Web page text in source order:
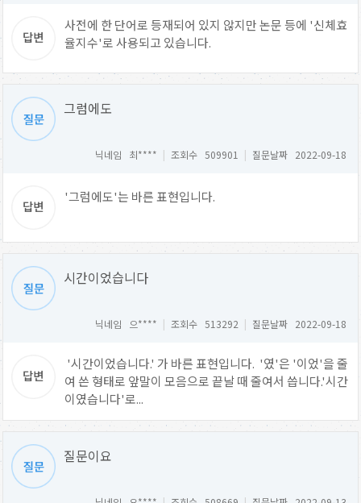
사전에 한 단어로 등재되어 있지 않지만 논문 등에 '신체효
율지수'로 사용되고 있습니다.
그럼에도
닉네임 최**** | 조회수 509901 | 질문날짜 2022-09-18
'그럼에도'는 바른 표현입니다.
시간이었습니다
닉네임 으**** | 조회수 513292 | 질문날짜 2022-09-18
'시간이었습니다.' 가 바른 표현입니다. '였'은 '이었'을 줄
여 쓴 형태로 앞말이 모음으로 끝날 때 줄여서 씁니다.'시간
이였습니다'로...
질문이요